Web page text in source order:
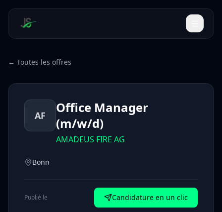
← Toutes les offres
AF
Office Manager
(m/w/d)
AMADEUS FIRE AG
Bonn
Publié le Candidature en un clic